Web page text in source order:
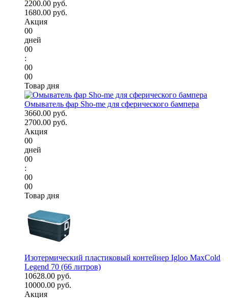
2200.00 руб.
1680.00 руб.
Акция
00
дней
00
:
00
00
Товар дня
Омыватель фар Sho-me для сферического бампера
3660.00 руб.
2700.00 руб.
Акция
00
дней
00
:
00
00
Товар дня
Изотермический пластиковый контейнер Igloo MaxCold
Legend 70 (66 литров)
10628.00 руб.
10000.00 руб.
Акция